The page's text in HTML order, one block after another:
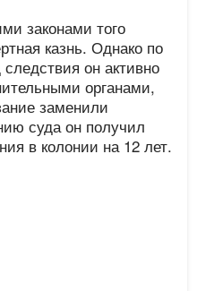
законами того
казнь. Однако по
он активно
органами,
заменили
суда он получил
в колонии на 12 лет.